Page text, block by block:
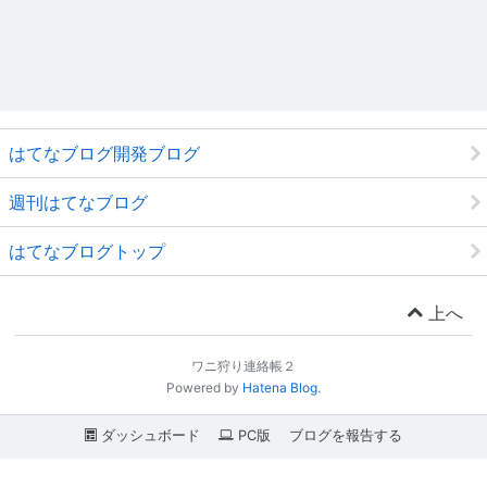
はてなブログ開発ブログ
週刊はてなブログ
はてなブログトップ
上へ
ワニ狩り連絡帳２
Powered by Hatena Blog.
ダッシュボード PC版 ブログを報告する